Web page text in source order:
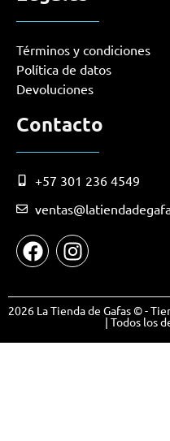
Términos y condiciones
Política de datos
Devoluciones
Contacto
+57 301 236 4549
2026 La Tienda de Gafas © -
| Todos los